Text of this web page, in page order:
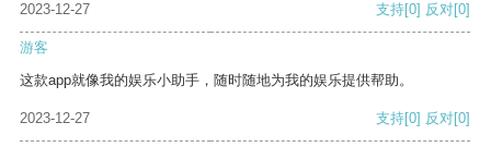
2023-12-27
支持[0] 反对[0]
游客
这款app就像我的娱乐小助手，随时随地为我的娱乐提供帮助。
2023-12-27 支持[0] 反对[0]